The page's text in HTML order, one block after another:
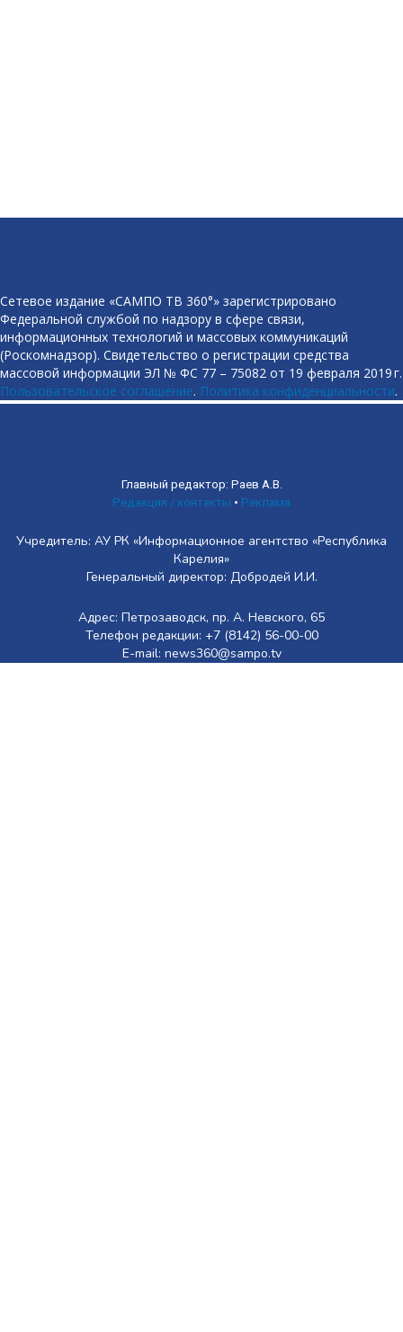
Сетевое издание «САМПО ТВ 360°» зарегистрировано
Федеральной службой по надзору в сфере связи,
информационных технологий и массовых коммуникаций
(Роскомнадзор). Свидетельство о регистрации средства
массовой информации ЭЛ № ФС 77 – 75082 от 19 февраля 2019 г.
Пользовательское соглашение. Политика конфиденциальности.
Главный редактор: Раев А.В.
Редакция / контакты • Реклама
Учредитель: АУ РК «Информационное агентство «Республика
Карелия»
Генеральный директор: Добродей И.И.
Адрес: Петрозаводск, пр. А. Невского, 65
Телефон редакции: +7 (8142) 56-00-00
E-mail: news360@sampo.tv